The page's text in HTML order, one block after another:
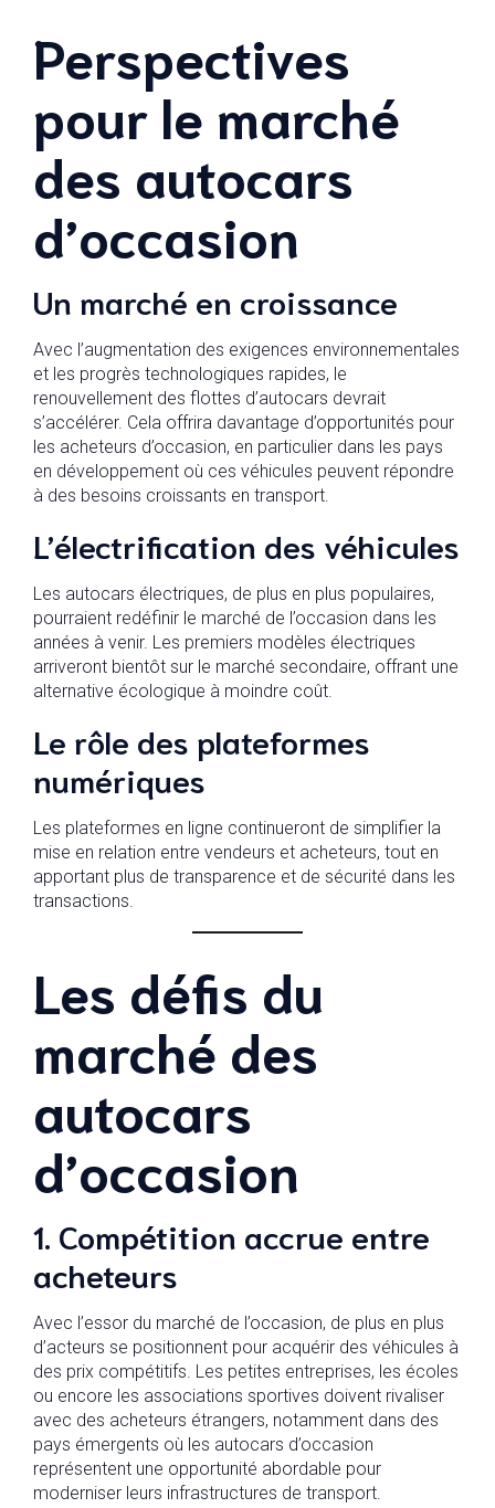
Perspectives
pour le marché
des autocars
d’occasion
Un marché en croissance
Avec l’augmentation des exigences environnementales
et les progrès technologiques rapides, le
renouvellement des flottes d’autocars devrait
s’accélérer. Cela offrira davantage d’opportunités pour
les acheteurs d’occasion, en particulier dans les pays
en développement où ces véhicules peuvent répondre
à des besoins croissants en transport.
L’électrification des véhicules
Les autocars électriques, de plus en plus populaires,
pourraient redéfinir le marché de l’occasion dans les
années à venir. Les premiers modèles électriques
arriveront bientôt sur le marché secondaire, offrant une
alternative écologique à moindre coût.
Le rôle des plateformes
numériques
Les plateformes en ligne continueront de simplifier la
mise en relation entre vendeurs et acheteurs, tout en
apportant plus de transparence et de sécurité dans les
transactions.
Les défis du
marché des
autocars
d’occasion
1. Compétition accrue entre
acheteurs
Avec l’essor du marché de l’occasion, de plus en plus
d’acteurs se positionnent pour acquérir des véhicules à
des prix compétitifs. Les petites entreprises, les écoles
ou encore les associations sportives doivent rivaliser
avec des acheteurs étrangers, notamment dans des
pays émergents où les autocars d’occasion
représentent une opportunité abordable pour
moderniser leurs infrastructures de transport.